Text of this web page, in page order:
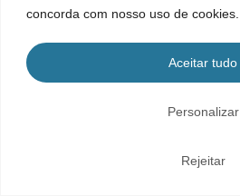
concorda com nosso uso de cookies.
Personalizar
Rejeitar
Aceitar tudo